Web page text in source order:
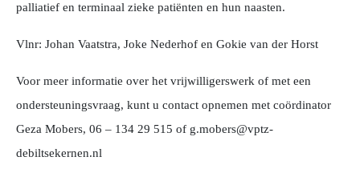
palliatief en terminaal zieke patiënten en hun naasten.
Vlnr: Johan Vaatstra, Joke Nederhof en Gokie van der Horst
Voor meer informatie over het vrijwilligerswerk of met een
ondersteuningsvraag, kunt u contact opnemen met coördinator
Geza Mobers, 06 – 134 29 515 of g.mobers@vptz-
debiltsekernen.nl